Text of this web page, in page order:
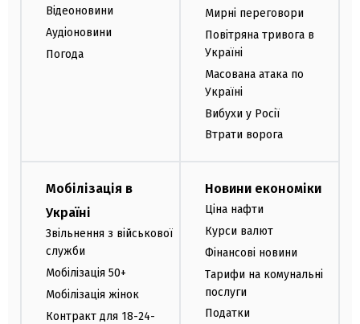
Відеоновини
Аудіоновини
Погода
Мирні переговори
Повітряна тривога в
Україні
Масована атака по
Україні
Вибухи у Росії
Втрати ворога
Мобілізація в
Україні
Звільнення з військової
служби
Мобілізація 50+
Мобілізація жінок
Контракт для 18-24-
Новини економіки
Ціна нафти
Курси валют
Фінансові новини
Тарифи на комунальні
послуги
Податки